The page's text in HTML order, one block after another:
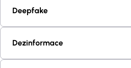
Deepfake
Dezinformace